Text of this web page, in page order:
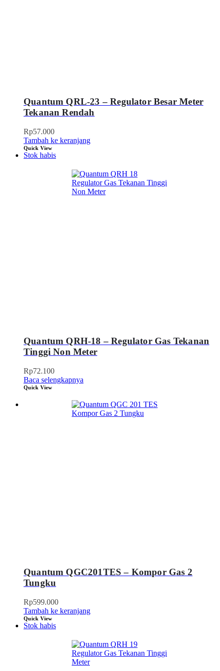
Quantum QRL-23 – Regulator Besar Meter
Tekanan Rendah
Rp57.000
Tambah ke keranjang
Quick View
Stok habis
Quantum QRH-18 – Regulator Gas Tekanan
Tinggi Non Meter
Rp72.100
Baca selengkapnya
Quick View
Quantum QGC201TES – Kompor Gas 2
Tungku
Rp599.000
Tambah ke keranjang
Quick View
Stok habis